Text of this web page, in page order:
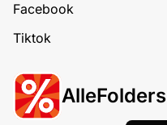
Facebook
Tiktok
AlleFolders